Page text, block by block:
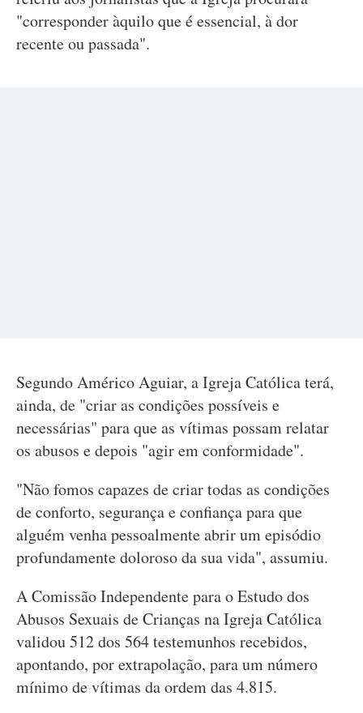
"corresponder àquilo que é essencial, à dor
recente ou passada".
Segundo Américo Aguiar, a Igreja Católica terá,
ainda, de "criar as condições possíveis e
necessárias" para que as vítimas possam relatar
os abusos e depois "agir em conformidade".
"Não fomos capazes de criar todas as condições
de conforto, segurança e confiança para que
alguém venha pessoalmente abrir um episódio
profundamente doloroso da sua vida", assumiu.
A Comissão Independente para o Estudo dos
Abusos Sexuais de Crianças na Igreja Católica
validou 512 dos 564 testemunhos recebidos,
apontando, por extrapolação, para um número
mínimo de vítimas da ordem das 4.815.